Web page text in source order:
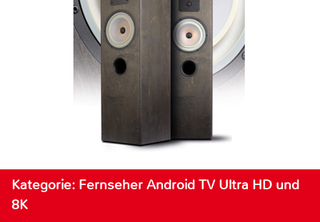
Kategorie: Fernseher Android TV Ultra HD und
8K